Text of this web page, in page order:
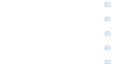
(2)
(2)
(2)
(0)
(2)